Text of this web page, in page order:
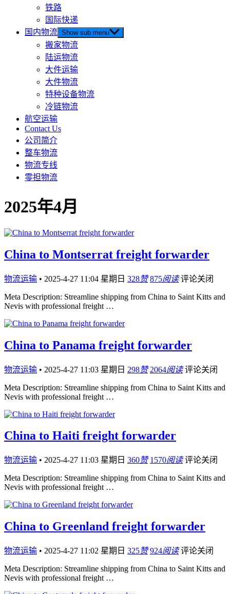
铁路
国际快递
国内物流 Show sub menu
搬家物流
陆运物流
大件运输
大件物流
特种设备物流
冷链物流
航空运输
Contact Us
公司简介
整车物流
物流专线
零担物流
2025年4月
China to Montserrat freight forwarder
物流运输 • 2025-4-27 11:04 星期日 328赞 875阅读 评论关闭
Meta Description: Streamline shipping from China to Saint Kitts and
Nevis with professional freight …
China to Panama freight forwarder
物流运输 • 2025-4-27 11:03 星期日 298赞 2064阅读 评论关闭
Meta Description: Streamline shipping from China to Saint Kitts and
Nevis with professional freight …
China to Haiti freight forwarder
物流运输 • 2025-4-27 11:03 星期日 360赞 1570阅读 评论关闭
Meta Description: Streamline shipping from China to Saint Kitts and
Nevis with professional freight …
China to Greenland freight forwarder
物流运输 • 2025-4-27 11:02 星期日 325赞 924阅读 评论关闭
Meta Description: Streamline shipping from China to Saint Kitts and
Nevis with professional freight …